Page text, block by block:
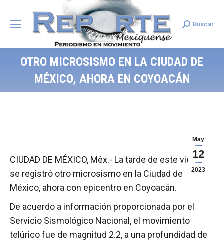
Search:
Buscar
OTRO MICROSISMO EN LA CIUDAD DE
MÉXICO, AHORA EN COYOACÁN
May
12
2023
CIUDAD DE MÉXICO, Méx.- La tarde de este viernes
se registró otro microsismo en la Ciudad de
México, ahora con epicentro en Coyoacán.
De acuerdo a información proporcionada por el
Servicio Sismológico Nacional, el movimiento
telúrico fue de magnitud 2.2, a una profundidad de